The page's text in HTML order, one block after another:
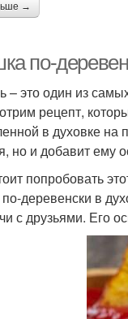
→
по-
– это один из
рецепт,
в духовке на
но и добавит ему
попробовать
деревенски в
с друзьями. Его